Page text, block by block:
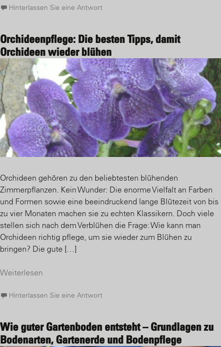
Hinterlassen Sie eine Antwort
Orchideenpflege: Die besten Tipps, damit
Orchideen wieder blühen
Orchideen gehören zu den beliebtesten blühenden
Zimmerpflanzen. Kein Wunder: Die enorme Vielfalt an Farben
und Formen sowie eine beeindruckend lange Blütezeit von bis
zu vier Monaten machen sie zu echten Klassikern. Doch viele
stellen sich nach dem Verblühen die Frage: Wie kann man
Orchideen richtig pflege, um sie wieder zum Blühen zu
bringen? Die gute […]
Weiterlesen
Hinterlassen Sie eine Antwort
Wie guter Gartenboden entsteht – Grundlagen zu
Bodenarten, Gartenerde und Bodenpflege